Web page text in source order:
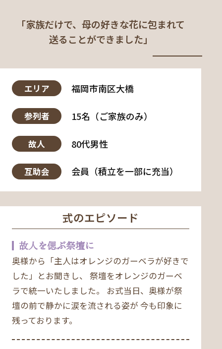
「家族だけで、母の好きな花に包まれて
送ることができました」
エリア 福岡市南区大橋
参列者 15名（ご家族のみ）
故人 80代男性
互助会 会員（積立を一部に充当）
式のエピソード
故人を偲ぶ祭壇に
奥様から「主人はオレンジのガーベラが好きで
した」とお聞きし、 祭壇をオレンジのガーベ
ラで統一いたしました。 お式当日、奥様が祭
壇の前で静かに涙を流される姿が 今も印象に
残っております。